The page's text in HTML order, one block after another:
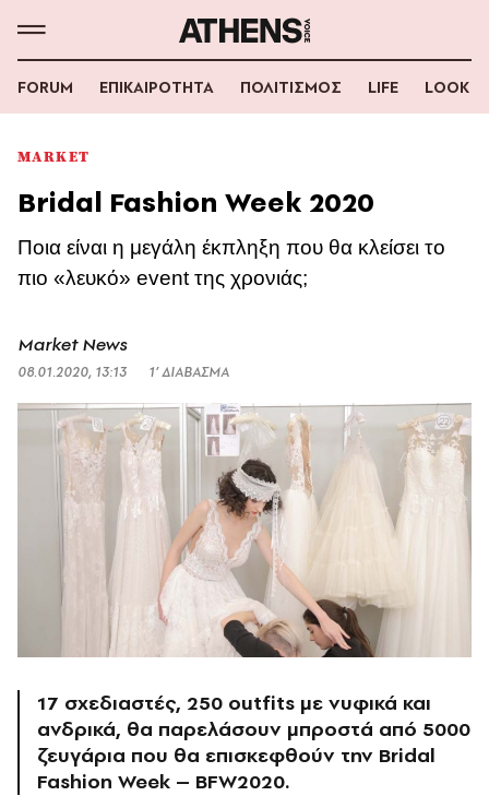
FORUM ΕΠΙΚΑΙΡΟΤΗΤΑ ΠΟΛΙΤΙΣΜΟΣ LIFE LOOK
MARKET
Bridal Fashion Week 2020
Ποια είναι η μεγάλη έκπληξη που θα κλείσει το
πιο «λευκό» event της χρονιάς;
Market News
08.01.2020, 13:13 1’ ΔΙΑΒΑΣΜΑ
17 σχεδιαστές, 250 outfits με νυφικά και
ανδρικά, θα παρελάσουν μπροστά από 5000
ζευγάρια που θα επισκεφθούν την Bridal
Fashion Week – BFW2020.